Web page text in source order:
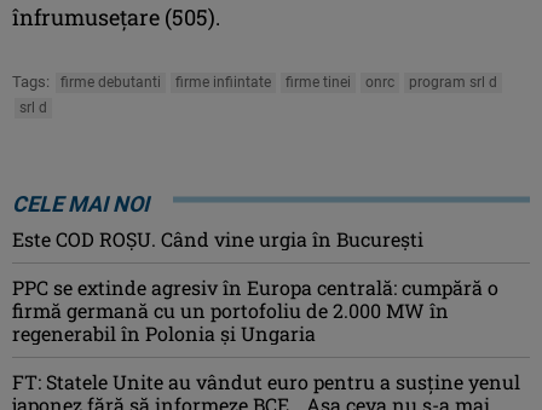
înfrumuseţare (505).
Tags: firme debutanti firme infiintate firme tinei onrc
program srl d
srl d
CELE MAI NOI
Este COD ROŞU. Când vine urgia în Bucureşti
PPC se extinde agresiv în Europa centrală: cumpără o
firmă germană cu un portofoliu de 2.000 MW în
regenerabil în Polonia și Ungaria
FT: Statele Unite au vândut euro pentru a susține yenul
japonez fără să informeze BCE. „Așa ceva nu s-a mai